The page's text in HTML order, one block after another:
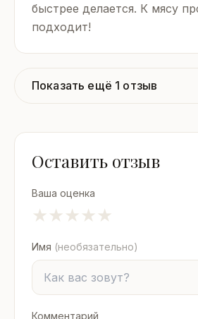
быстрее делается. К мясу
подходит!
Показать ещё 1 отзыв
Оставить отзыв
Ваша оценка
★
★
★
★
★
Имя (необязательно)
Комментарий